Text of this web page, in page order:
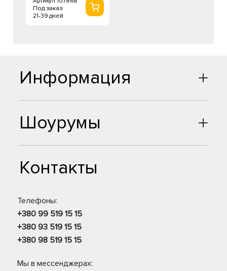
Под заказ
21-39 дней
Шоурумы
Контакты
Телефоны:
+380 99 519 15 15
+380 93 519 15 15
+380 98 519 15 15
Мы в мессенджерах:
Информация